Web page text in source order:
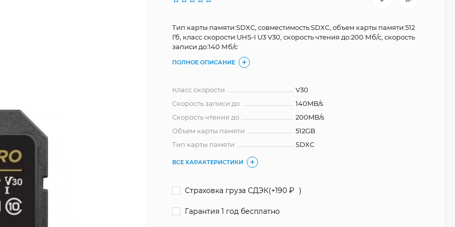
Тип карты памяти:SDXC, совместимость:SDXC, объем карты памяти:512
Гб, класс скорости:UHS-I U3 V30, скорость чтения до:200 Мб/с, скорость
записи до:140 Мб/с
ПОЛНОЕ ОПИСАНИЕ
Класс скорости
V30
Скорость записи до:
140MB/s
Скорость чтения до
200MB/s
Объем карты памяти
512GB
Тип карты памяти
SDXC
ВСЕ ХАРАКТЕРИСТИКИ
Страховка груза СДЭК(+190 ₽)
Гарантия 1 год бесплатно